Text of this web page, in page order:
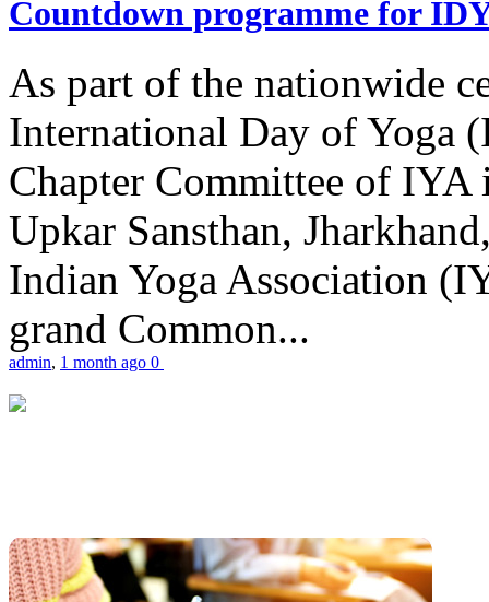
Countdown programme for
As part of the nationwide
International Day of Yoga
Chapter Committee of
Upkar Sansthan,
Indian Yoga Association
grand Common...
admin, 1 month ago 0